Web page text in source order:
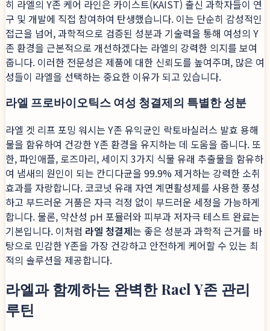
히 라엘의 Y존 케어 라인은 카이스트(KAIST) 출신 과학자들이 연
구 및 개발에 직접 참여하여 탄생했습니다. 이는 단순히 감성적인
접근을 넘어, 과학적으로 검증된 성분과 기술력을 통해 여성의 Y
존 환경을 근본적으로 개선하겠다는 라엘의 강력한 의지를 보여
줍니다. 이러한 전문성은 제품에 대한 신뢰도를 높여주며, 많은 여
성들이 라엘을 선택하는 중요한 이유가 되고 있습니다.
라엘 프로바이오틱스 여성 청결제의 특별한 성분
라엘 겟 리프 포밍 워시는 Y존 유익균인 락토바실러스 발효 용해
물을 함유하여 건강한 Y존 환경을 유지하는 데 도움을 줍니다. 또
한, 파인애플, 로즈마리, 세이지 3가지 식물 유래 추출물을 함유하
여 냄새의 원인이 되는 칸디다균을 99.9% 제거하는 강력한 소취
효과를 자랑합니다. 코코넛 유래 자연 계면활성제를 사용한 풍성
하고 부드러운 거품은 자극 걱정 없이 부드러운 세정을 가능하게
합니다. 물론, 약산성 pH 포뮬러와 피부과 저자극 테스트 완료는
기본입니다. 이처럼 라엘 청결제는 좋은 성분과 과학적 근거를 바
탕으로 민감한 Y존을 가장 건강하고 안전하게 케어할 수 있는 최
적의 솔루션을 제공합니다.
라엘과 함께하는 완벽한 Rael Y존 관리
루틴